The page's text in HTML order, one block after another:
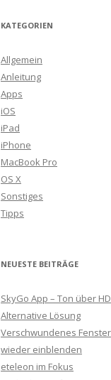
KATEGORIEN
Allgemein
Anleitung
Apps
iOS
iPad
iPhone
MacBook Pro
OS X
Sonstiges
Tipps
NEUESTE BEITRÄGE
SkyGo App – Ton über
Alternative Lösung
Verschwundenes
wieder einblenden
eteleon im Fokus